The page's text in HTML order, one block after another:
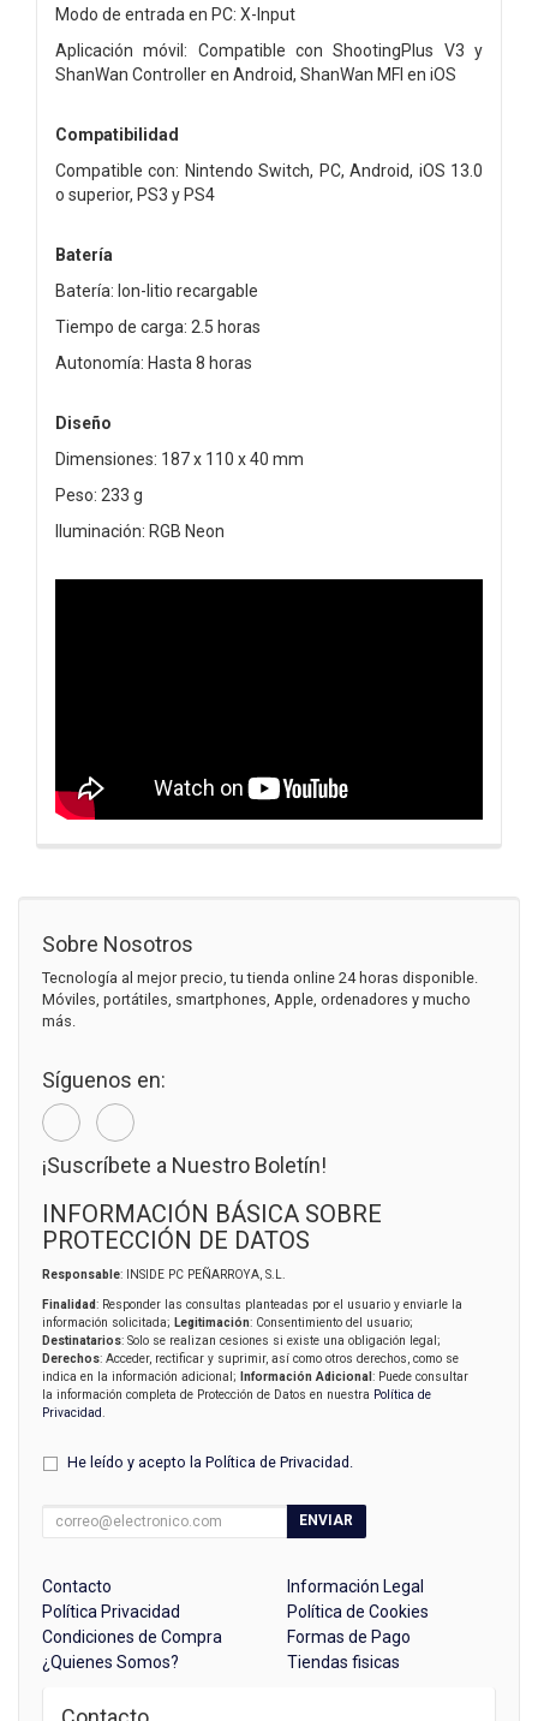
Modo de entrada en PC: X-Input
Aplicación móvil: Compatible con ShootingPlus V3 y
ShanWan Controller en Android, ShanWan MFI en iOS
Compatibilidad
Compatible con: Nintendo Switch, PC, Android, iOS 13.0
o superior, PS3 y PS4
Batería
Batería: Ion-litio recargable
Tiempo de carga: 2.5 horas
Autonomía: Hasta 8 horas
Diseño
Dimensiones: 187 x 110 x 40 mm
Peso: 233 g
Iluminación: RGB Neon
Sobre Nosotros
Tecnología al mejor precio, tu tienda online 24 horas disponible.
Móviles, portátiles, smartphones, Apple, ordenadores y mucho
más.
Síguenos en:
¡Suscríbete a Nuestro Boletín!
INFORMACIÓN BÁSICA SOBRE
PROTECCIÓN DE DATOS
Responsable: INSIDE PC PEÑARROYA, S.L.
Finalidad: Responder las consultas planteadas por el usuario y enviarle la
información solicitada; Legitimación: Consentimiento del usuario;
Destinatarios: Solo se realizan cesiones si existe una obligación legal;
Derechos: Acceder, rectificar y suprimir, así como otros derechos, como se
indica en la información adicional;
Información Adicional : Puede consultar
la información completa de Protección de Datos en nuestra Política de
Privacidad
He leído y acepto la Política de Privacidad
ENVIAR
Contacto
Información Legal
Política Privacidad
Política de Cookies
Condiciones de Compra
Formas de Pago
¿Quienes Somos?
Tiendas fisicas